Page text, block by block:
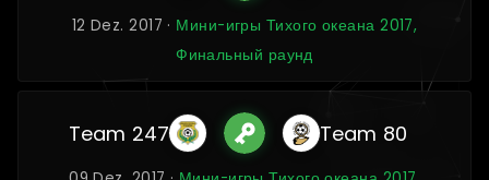
12 Dez. 2017 · Мини-игры Тихого океана 2017,
Финальный раунд
Team 247 Team 80